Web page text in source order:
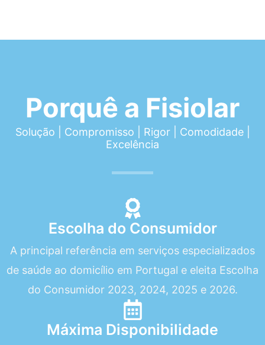
Porquê a Fisiolar
Solução | Compromisso | Rigor | Comodidade |
Excelência
Escolha do Consumidor
A principal referência em serviços especializados
de saúde ao domicílio em Portugal e eleita Escolha
do Consumidor 2023, 2024, 2025 e 2026.
Máxima Disponibilidade